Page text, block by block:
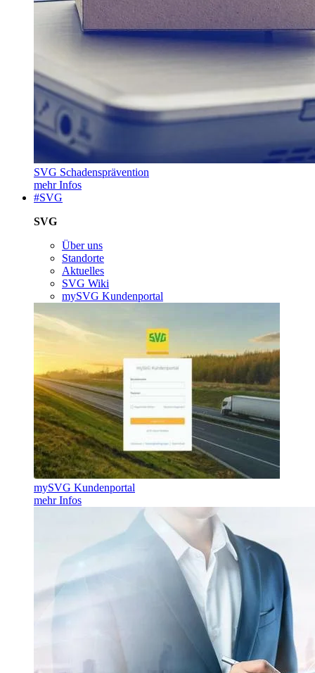
SVG Schadensprävention
mehr Infos
#SVG
SVG
Über uns
Standorte
Aktuelles
SVG Wiki
mySVG Kundenportal
mySVG Kundenportal
mehr Infos